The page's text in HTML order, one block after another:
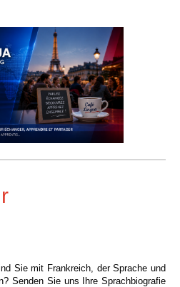
Sie mit Frankreich, der Sprache und
Senden Sie uns Ihre Sprachbiografie